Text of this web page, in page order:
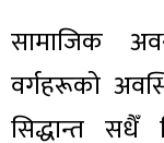
सामाजिक
वर्गहरूको
सिद्धान्त